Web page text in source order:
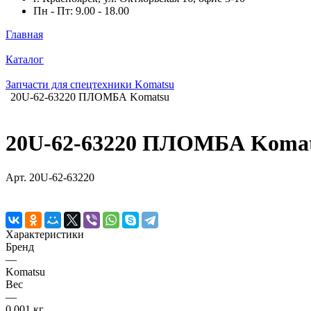
Пн - Пт: 9.00 - 18.00
Главная
Каталог
Запчасти для спецтехники Komatsu
20U-62-63220 ПЛОМБА Komatsu
20U-62-63220 ПЛОМБА
Арт. 20U-62-63220
Характеристики
Бренд
—
Komatsu
Вес
—